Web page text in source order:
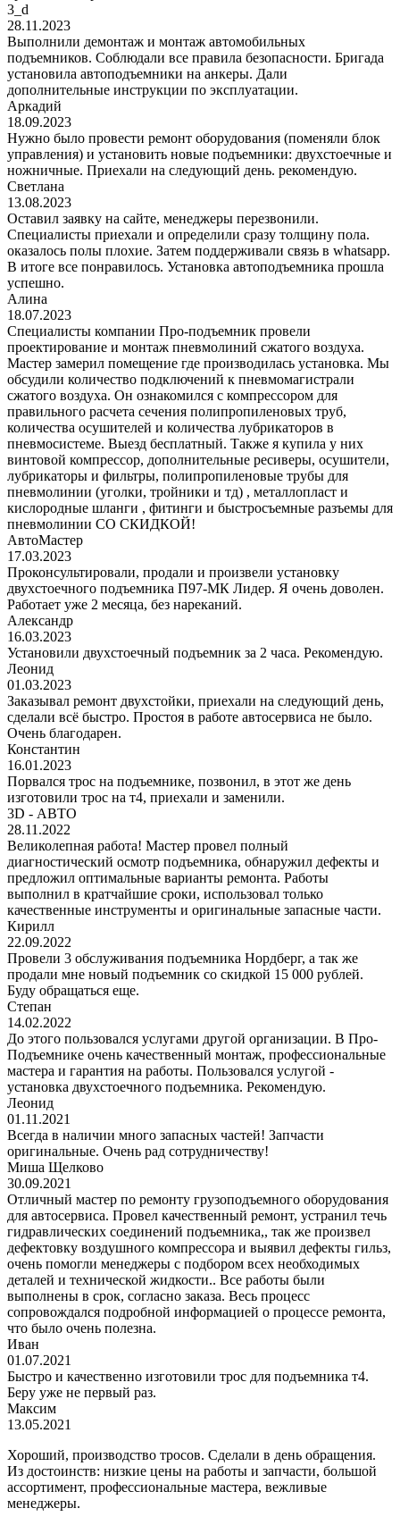
3_d
28.11.2023
Выполнили демонтаж и монтаж автомобильных
подъемников. Соблюдали все правила безопасности. Бригада
установила автоподъемники на анкеры. Дали
дополнительные инструкции по эксплуатации.
Аркадий
18.09.2023
Нужно было провести ремонт оборудования (поменяли блок
управления) и установить новые подъемники: двухстоечные и
ножничные. Приехали на следующий день. рекомендую.
Светлана
13.08.2023
Оставил заявку на сайте, менеджеры перезвонили.
Специалисты приехали и определили сразу толщину пола.
оказалось полы плохие. Затем поддерживали связь в whatsapp.
В итоге все понравилось. Установка автоподъемника прошла
успешно.
Алина
18.07.2023
Специалисты компании Про-подъемник провели
проектирование и монтаж пневмолиний сжатого воздуха.
Мастер замерил помещение где производилась установка. Мы
обсудили количество подключений к пневмомагистрали
сжатого воздуха. Он ознакомился с компрессором для
правильного расчета сечения полипропиленовых труб,
количества осушителей и количества лубрикаторов в
пневмосистеме. Выезд бесплатный. Также я купила у них
винтовой компрессор, дополнительные ресиверы, осушители,
лубрикаторы и фильтры, полипропиленовые трубы для
пневмолинии (уголки, тройники и тд) , металлопласт и
кислородные шланги , фитинги и быстросъемные разъемы для
пневмолинии СО СКИДКОЙ!
АвтоМастер
17.03.2023
Проконсультировали, продали и произвели установку
двухстоечного подъемника П97-МК Лидер. Я очень доволен.
Работает уже 2 месяца, без нареканий.
Александр
16.03.2023
Установили двухстоечный подъемник за 2 часа. Рекомендую.
Леонид
01.03.2023
Заказывал ремонт двухстойки, приехали на следующий день,
сделали всё быстро. Простоя в работе автосервиса не было.
Очень благодарен.
Константин
16.01.2023
Порвался трос на подъемнике, позвонил, в этот же день
изготовили трос на т4, приехали и заменили.
3D - АВТО
28.11.2022
Великолепная работа! Мастер провел полный
диагностический осмотр подъемника, обнаружил дефекты и
предложил оптимальные варианты ремонта. Работы
выполнил в кратчайшие сроки, использовал только
качественные инструменты и оригинальные запасные части.
Кирилл
22.09.2022
Провели 3 обслуживания подъемника Нордберг, а так же
продали мне новый подъемник со скидкой 15 000 рублей.
Буду обращаться еще.
Степан
14.02.2022
До этого пользовался услугами другой организации. В Про-
Подъемнике очень качественный монтаж, профессиональные
мастера и гарантия на работы. Пользовался услугой -
установка двухстоечного подъемника. Рекомендую.
Леонид
01.11.2021
Всегда в наличии много запасных частей! Запчасти
оригинальные. Очень рад сотрудничеству!
Миша Щелково
30.09.2021
Отличный мастер по ремонту грузоподъемного оборудования
для автосервиса. Провел качественный ремонт, устранил течь
гидравлических соединений подъемника,, так же произвел
дефектовку воздушного компрессора и выявил дефекты гильз,
очень помогли менеджеры с подбором всех необходимых
деталей и технической жидкости.. Все работы были
выполнены в срок, согласно заказа. Весь процесс
сопровождался подробной информацией о процессе ремонта,
что было очень полезна.
Иван
01.07.2021
Быстро и качественно изготовили трос для подъемника т4.
Беру уже не первый раз.
Максим
13.05.2021
Хороший, производство тросов. Сделали в день обращения.
Из достоинств: низкие цены на работы и запчасти, большой
ассортимент, профессиональные мастера, вежливые
менеджеры.